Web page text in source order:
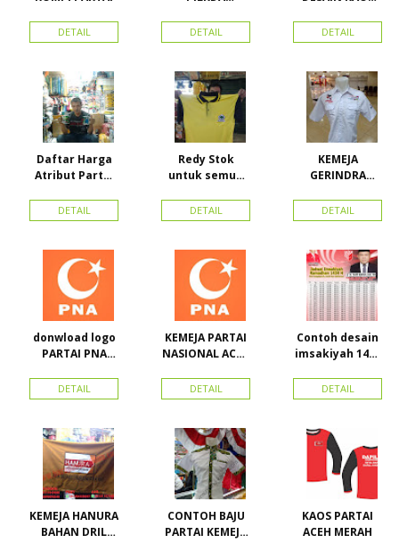
DETAIL
Calon Bupati &
Wakil Bupati
Kepulauan
DETAIL
BAHAN PE
DOUBLE
DETAIL
Daftar Harga
Atribut Partai
Toko Maha
Karya Online
Proyek Senen
Jakarta Pusat
DETAIL
Redy Stok
untuk semua
Kerah Bahan PE
Dobel Rp.
DETAIL
KEMEJA
GERINDRA
BORDIR DAN
TOPI BAHAN
DETAIL
donwload logo
PARTAI PNA
nasional aceh)
Vector
DETAIL
KEMEJA PARTAI
NASIONAL ACEH
PKPI, dan
Kemeja
DETAIL
Contoh desain
imsakiyah 1434
cetak
imsakiyah di
Karya Online
Advertising
Pasar Senen
DETAIL
KEMEJA HANURA
BAHAN DRIL
CONTOH BAJU
PARTAI KEMEJA
KAOS PARTAI
ACEH MERAH